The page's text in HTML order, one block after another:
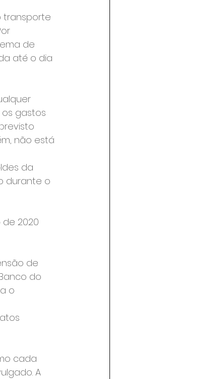
transporte
de
até o dia
gastos
não está
da
durante o
2020
de
do
o
cada
A